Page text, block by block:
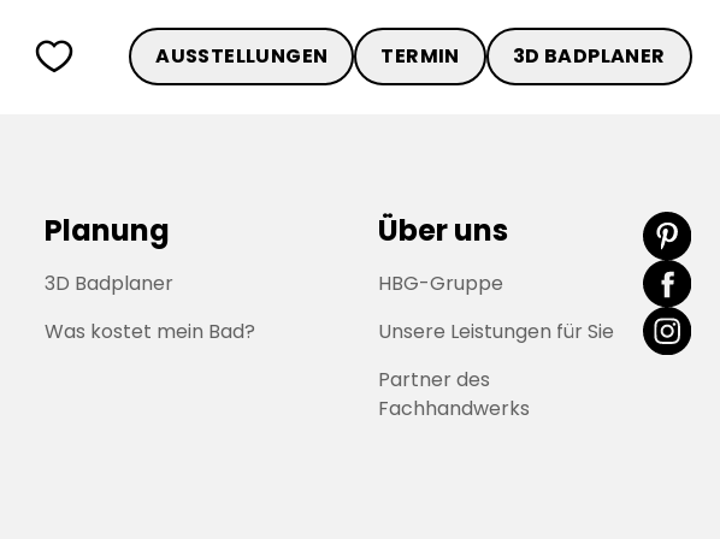
heart AUSSTELLUNGEN TERMIN 3D BADPLANER
Planung
3D Badplaner
Was kostet mein Bad?
Über uns
HBG-Gruppe
Unsere Leistungen für Sie
Partner des
Fachhandwerks